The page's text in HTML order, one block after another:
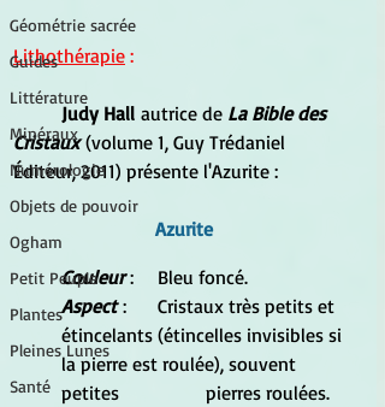
Géométrie sacrée
Guides
Littérature
Minéraux
Numérologie
Objets de pouvoir
Ogham
Petit Peuple
Plantes
Pleines Lunes
Santé
Lithothérapie :
Judy Hall autrice de La Bible des
Cristaux (volume 1, Guy Trédaniel
Éditeur, 2011) présente l'Azurite :
Azurite
Couleur
: 	Bleu foncé.
Aspect : 	Cristaux très petits et
étincelants (étincelles invisibles si
la pierre est roulée), souvent
petites 		pierres roulées.